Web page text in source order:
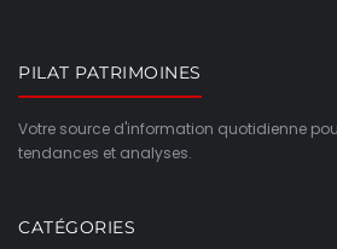
PILAT PATRIMOINES
Votre source d'information quotidienne
tendances et analyses.
CATÉGORIES